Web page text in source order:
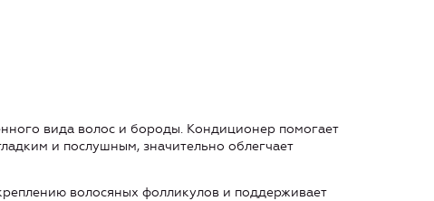
вида волос и бороды. Кондиционер помогает
и послушным, значительно облегчает
волосяных фолликулов и поддерживает